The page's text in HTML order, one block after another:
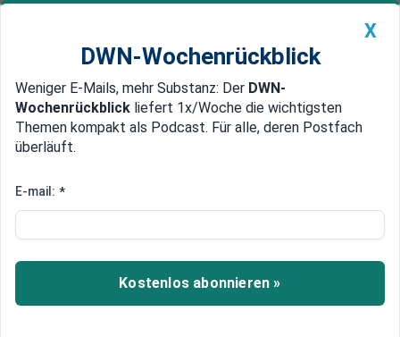
Newsticker MEIN DWN: Geldanlage Premium
Edelmetalle DWN-Magazin China
Deutliche Abkühlung auf dem
Immobilienmarkt
Neueste Daten zeigen, dass der amerikanische
Immobilienmarkt in eine Rezession gerutscht ist.
X
DWN-Wochenrückblick
Weniger E-Mails, mehr Substanz: Der DWN-
Wochenrückblick liefert 1x/Woche die wichtigsten
Themen kompakt als Podcast. Für alle, deren Postfach
überläuft.
E-mail: *
Kostenlos abonnieren »